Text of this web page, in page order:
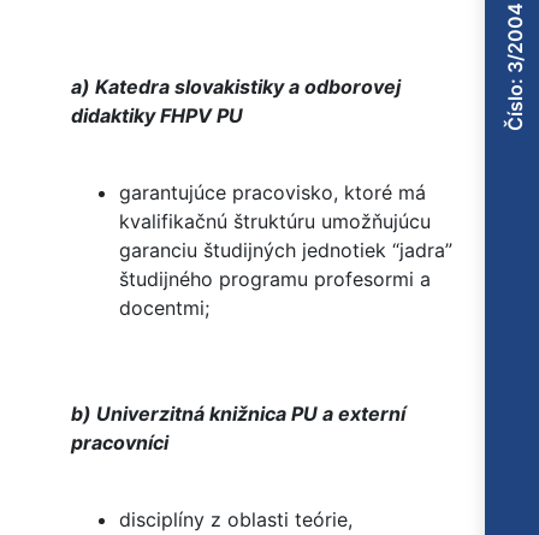
a) Katedra slovakistiky a odborovej
didaktiky FHPV PU
garantujúce pracovisko, ktoré má
kvalifikačnú štruktúru umožňujúcu
garanciu študijných jednotiek “jadra”
študijného programu profesormi a
docentmi;
b) Univerzitná knižnica PU a externí
pracovníci
disciplíny z oblasti teórie,
Číslo: 3/2004